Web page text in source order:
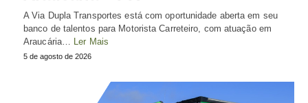
A Via Dupla Transportes está com oportunidade aberta em seu
banco de talentos para Motorista Carreteiro, com atuação em
Araucária… Ler Mais
5 de agosto de 2026